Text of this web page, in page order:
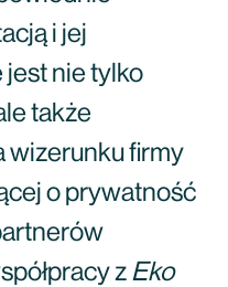
i jej
jest nie tylko
także
wizerunku firmy
o prywatność
z Eko